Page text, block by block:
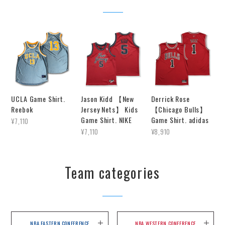
UCLA Game Shirt.
Reebok
¥7,110
Jason Kidd 【New
Jersey Nets】 Kids
Game Shirt. NIKE
¥7,110
Derrick Rose
【Chicago Bulls】
Game Shirt. adidas
¥8,910
Team categories
NBA EASTERN CONFERENCE NBA WESTERN CONFERENCE